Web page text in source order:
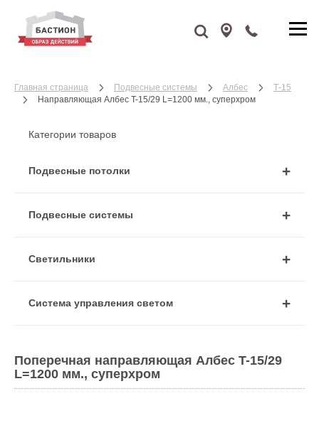
Главная страница Подвесные системы Албес
Т-15
Направляющая Албес T-15/29 L=1200 мм., суперхром
Категории товаров
Подвесные потолки
Подвесные системы
Cветильники
Система управления светом
Поперечная направляющая Албес T-15/29
L=1200 мм., суперхром